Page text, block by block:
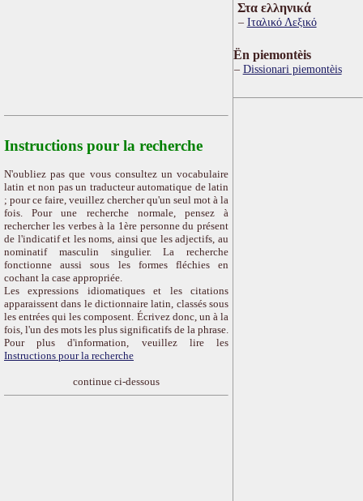
Instructions pour la recherche
N'oubliez pas que vous consultez un vocabulaire
latin et non pas un traducteur automatique de latin
; pour ce faire, veuillez chercher qu'un seul mot à la
fois. Pour une recherche normale, pensez à
rechercher les verbes à la 1ère personne du présent
de l'indicatif et les noms, ainsi que les adjectifs, au
nominatif masculin singulier. La recherche
fonctionne aussi sous les formes fléchies en
cochant la case appropriée.
Les expressions idiomatiques et les citations
apparaissent dans le dictionnaire latin, classés sous
les entrées qui les composent. Écrivez donc, un à la
fois, l'un des mots les plus significatifs de la phrase.
Pour plus d'information, veuillez lire les
Instructions pour la recherche
continue ci-dessous
Στα ελληνικά
Ιταλικό Λεξικό
Ën piemontèis
Dissionari piemontèis